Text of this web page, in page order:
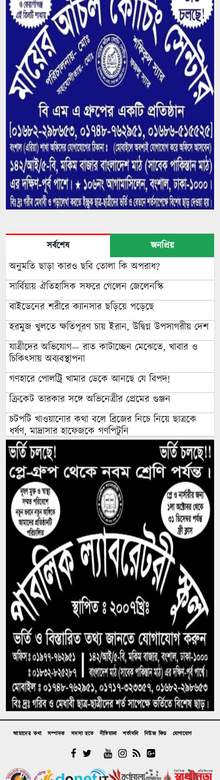
সর্বশেষ জনপ্রিয়
অনুমতি ছাড়া কারও ছবি তোলা কি অপরাধ?
সার্বিয়ায় ঐতিহাসিক সফরে গেলেন জেলেনস্কি
বাইডেনের শরীরে ক্যানসার ছড়িয়ে পড়েছে
হরমুজ খুলতে ক্ষতিপূরণ চায় ইরান, উদ্বিগ্ন উপসাগরীয় দেশ
যাত্রীদের অভিযোগ— রাত কাটাচ্ছেন মেঝেতে, খাবার ও
চিকিৎসায় অব্যবস্থাপনা
গণহারে পোলট্রি খামার ডেকে আনছে যে বিপদ!
ক্রিকেট তারকার সঙ্গে অভিনেত্রীর প্রেমের গুঞ্জন
চটপটি খাওয়ানোর কথা বলে ব্রিজের নিচে নিয়ে ছাত্রকে
ধর্ষণ, মাদ্রাসার হাফেজকে গণপিটুনি
যুবলীগ নেতার বাড়িতে হামলা-লুটপাটে গিয়ে জনতার
প্রতিরোধে হাত খোয়ানো বিএনপি নেতা কীভাবে ‘জুলাই
যোদ্ধা’?
রাশেদ: জুলাইর সঙ্গে প্রথম বেইমানি করেন জামায়াত
আমির, ক্ষমতায় যেতে অন্যায়, মিথ্যাচার ও মোনাফেকি
করেছেন
আন্তর্জাতিক আদিবাসী দিবস ২০২৬: বৈচিত্র্যের সম্মান ও
সমঅধিকারের বাংলাদেশ চাই
দল ক্ষমতা হারালে সবার আগে পিছটান দেন তারকা
রাজনীতিবিদ’রা, দু’দিনের রাজনীতিবিদ সাকিব কেন
ব্যাতিক্রম?
রাজনৈতিক অবস্থানের কারণে সাকিবের দেশে ফেরার আর
সুযোগ নেই: আমিনুল
শেখ হাসিনার সংবাদ সম্মেলনের প্রতিক্রিয়ায় নওফেলের
বাড়িতে ককটেল ও অগ্নিসংযোগ
কুটির, মাইক্রো, ক্ষুদ্র ও মাঝারি শিল্প খাতে ঋণ কমে গেছে,
হুমকিতে কর্মসংস্থান ও প্রবৃদ্ধি
আমাদের কথা সম্পাদক সদস্য হতে নীতিমালা শর্তাবলি নিউজ ফিড যোগাযোগ